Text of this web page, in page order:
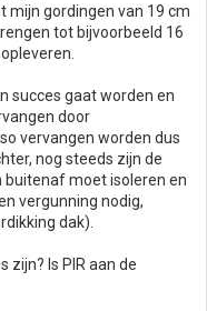
mijn gordingen van 19 cm
tot bijvoorbeeld 16
succes gaat worden en
door
vervangen worden dus
nog steeds zijn de
buitenaf moet isoleren en
vergunning nodig,
dak).
zijn? Is PIR aan de